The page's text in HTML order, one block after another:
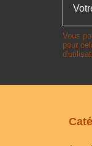
Vous
pour